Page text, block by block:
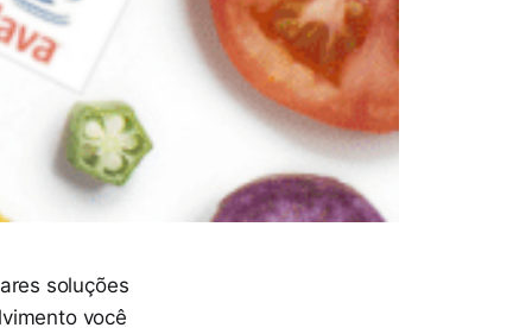
soluções
você